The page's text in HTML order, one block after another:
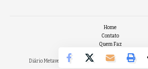
Diário Metaverso - contato@diariometaverso.com.br
Home
Contato
Quem Faz